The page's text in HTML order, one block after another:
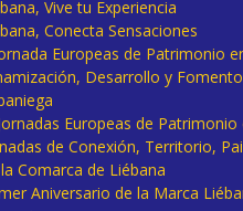
Vive tu Experiencia
Conecta Sensaciones
Europeas de Patrimonio
Desarrollo y
Europeas de Patrimonio
de Conexión, Territorio,
Comarca de Liébana
Aniversario de la Marca